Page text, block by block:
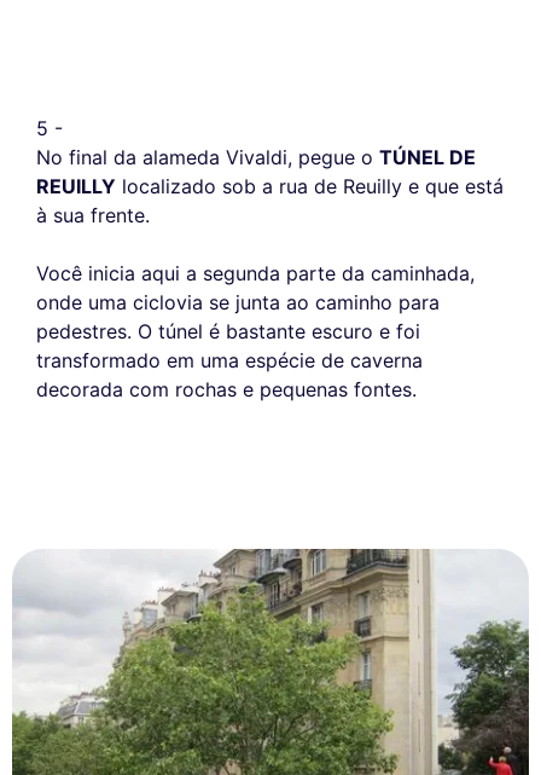
5 -
No final da alameda Vivaldi, pegue o TÚNEL DE
REUILLY localizado sob a rua de Reuilly e que está
à sua frente.
Você inicia aqui a segunda parte da caminhada,
onde uma ciclovia se junta ao caminho para
pedestres. O túnel é bastante escuro e foi
transformado em uma espécie de caverna
decorada com rochas e pequenas fontes.